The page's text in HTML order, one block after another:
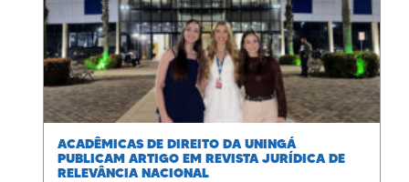
ACADÊMICAS DE DIREITO DA UNINGÁ
PUBLICAM ARTIGO EM REVISTA JURÍDICA DE
RELEVÂNCIA NACIONAL